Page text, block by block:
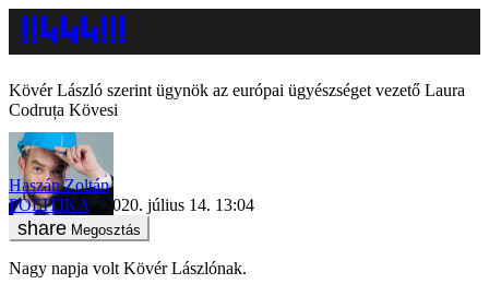
Kövér László szerint ügynök az európai ügyészséget vezető Laura
Codruța Kövesi
Haszán Zoltán
POLITIKA
2020. július 14. 13:04
Megosztás
Nagy napja volt Kövér Lászlónak.